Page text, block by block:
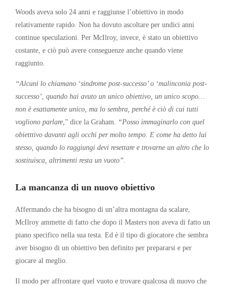
Woods aveva solo 24 anni e raggiunse l’obiettivo in modo
relativamente rapido. Non ha dovuto ascoltare per undici anni
continue speculazioni. Per McIlroy, invece, è stato un obiettivo
costante, e ciò può avere conseguenze anche quando viene
raggiunto.
“Alcuni lo chiamano ‘sindrome post-successo’ o ‘malinconia post-
successo’, quando hai avuto un unico obiettivo, un unico scopo…
non è esattamente unico, ma lo sembra, perché è ciò di cui tutti
vogliono parlare, ” dice la Graham.
“Posso immaginarlo con quel
obietttivo davanti agli occhi per molto tempo. E come ha detto lui
stesso, quando lo raggiungi devi resettare e trovarne un altro che lo
sostituisca, altrimenti resta un vuoto”.
La mancanza di un nuovo obiettivo
Affermando che ha bisogno di un’altra montagna da scalare,
McIlroy ammette di fatto che dopo il Masters non aveva di fatto un
piano specifico nella sua testa. Ed è il tipo di giocatore che sembra
aver bisogno di un obiettivo ben definito per prepararsi e per
giocare al meglio.
Il modo per affrontare quel vuoto e trovare qualcosa di nuovo che